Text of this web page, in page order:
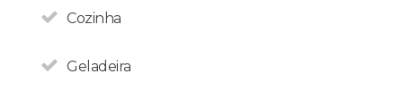
Cozinha
Geladeira